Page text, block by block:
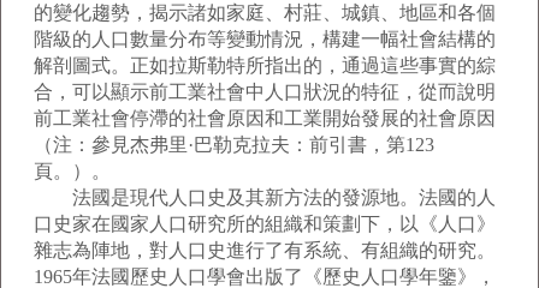
的變化趨勢，揭示諸如家庭、村莊、城鎮、地區和各個
階級的人口數量分布等變動情況，構建一幅社會結構的
解剖圖式。正如拉斯勒特所指出的，通過這些事實的綜
合，可以顯示前工業社會中人口狀況的特征，從而說明
前工業社會停滯的社會原因和工業開始發展的社會原因
（注：參見杰弗里·巴勒克拉夫：前引書，第123
頁。）。
法國是現代人口史及其新方法的發源地。法國的人
口史家在國家人口研究所的組織和策劃下，以《人口》
雜志為陣地，對人口史進行了有系統、有組織的研究。
1965年法國歷史人口學會出版了《歷史人口學年鑒》，